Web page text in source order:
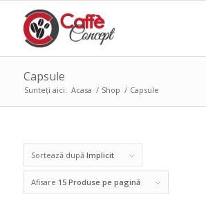
Capsule
Sunteți aici: Acasa / Shop / Capsule
Sortează după Implicit
Afisare 15 Produse pe pagină